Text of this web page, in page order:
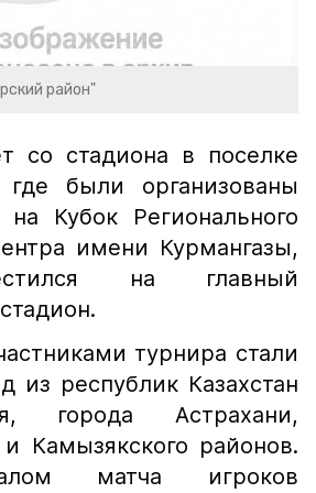
район"
со стадиона в поселке
где были организованы
Кубок Регионального
имени Курмангазы,
на главный
турнира стали
из республик Казахстан
города Астрахани,
и Камызякского районов.
матча игроков